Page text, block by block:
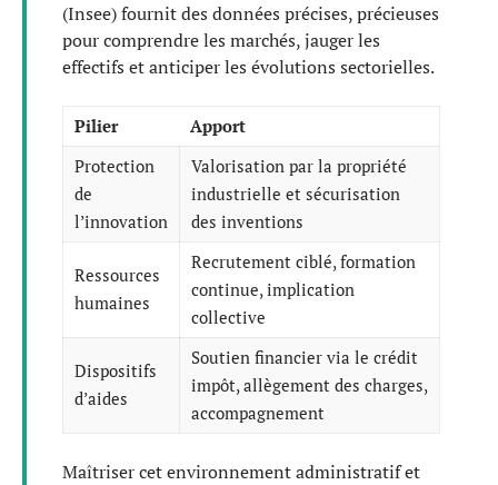
(Insee) fournit des données précises, précieuses
pour comprendre les marchés, jauger les
effectifs et anticiper les évolutions sectorielles.
Pilier
Apport
Protection
de
l’innovation
Valorisation par la propriété
industrielle et sécurisation
des inventions
Ressources
humaines
Recrutement ciblé, formation
continue, implication
collective
Dispositifs
d’aides
Soutien financier via le crédit
impôt, allègement des charges,
accompagnement
Maîtriser cet environnement administratif et